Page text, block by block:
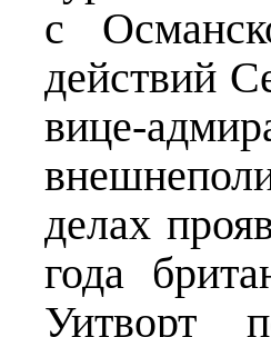
с
действий
вице-
делах
года
Уитворт